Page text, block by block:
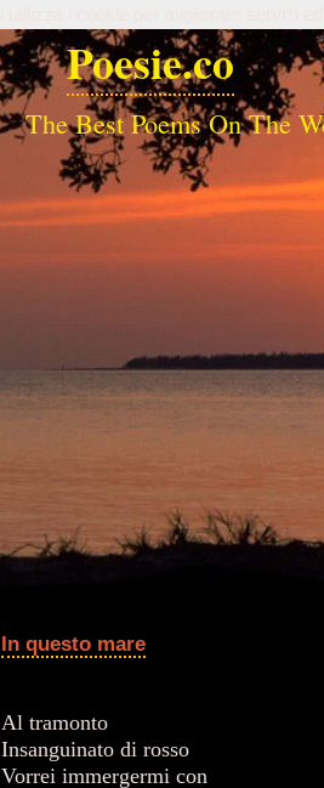
Poesie.co
The Best Poems On The
In questo mare
Al tramonto
Insanguinato di rosso
Vorrei immergermi con